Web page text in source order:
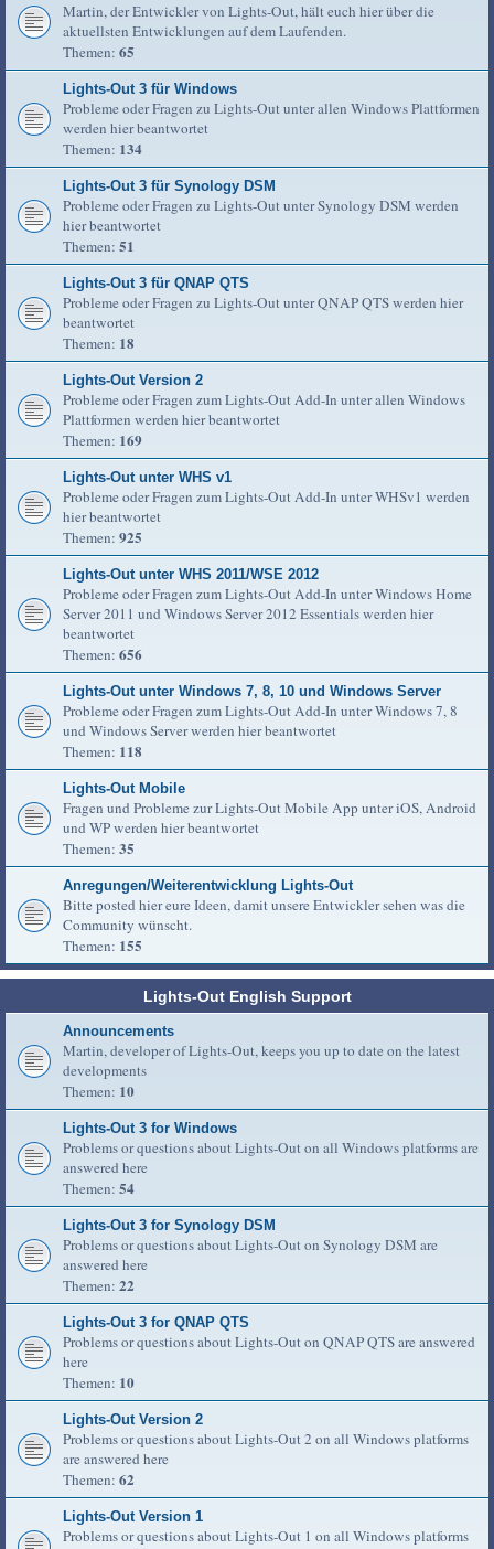
Martin, der Entwickler von Lights-Out, hält euch hier über die
aktuellsten Entwicklungen auf dem Laufenden.
Themen: 65
Lights-Out 3 für Windows
Probleme oder Fragen zu Lights-Out unter allen Windows Plattformen
werden hier beantwortet
Themen: 134
Lights-Out 3 für Synology DSM
Probleme oder Fragen zu Lights-Out unter Synology DSM werden
hier beantwortet
Themen: 51
Lights-Out 3 für QNAP QTS
Probleme oder Fragen zu Lights-Out unter QNAP QTS werden hier
beantwortet
Themen: 18
Lights-Out Version 2
Probleme oder Fragen zum Lights-Out Add-In unter allen Windows
Plattformen werden hier beantwortet
Themen: 169
Lights-Out unter WHS v1
Probleme oder Fragen zum Lights-Out Add-In unter WHSv1 werden
hier beantwortet
Themen: 925
Lights-Out unter WHS 2011/WSE 2012
Probleme oder Fragen zum Lights-Out Add-In unter Windows Home
Server 2011 und Windows Server 2012 Essentials werden hier
beantwortet
Themen: 656
Lights-Out unter Windows 7, 8, 10 und Windows Server
Probleme oder Fragen zum Lights-Out Add-In unter Windows 7, 8
und Windows Server werden hier beantwortet
Themen: 118
Lights-Out Mobile
Fragen und Probleme zur Lights-Out Mobile App unter iOS, Android
und WP werden hier beantwortet
Themen: 35
Anregungen/Weiterentwicklung Lights-Out
Bitte posted hier eure Ideen, damit unsere Entwickler sehen was die
Community wünscht.
Themen: 155
Lights-Out English Support
Announcements
Martin, developer of Lights-Out, keeps you up to date on the latest
developments
Themen: 10
Lights-Out 3 for Windows
Problems or questions about Lights-Out on all Windows platforms are
answered here
Themen: 54
Lights-Out 3 for Synology DSM
Problems or questions about Lights-Out on Synology DSM are
answered here
Themen: 22
Lights-Out 3 for QNAP QTS
Problems or questions about Lights-Out on QNAP QTS are answered
here
Themen: 10
Lights-Out Version 2
Problems or questions about Lights-Out 2 on all Windows platforms
are answered here
Themen: 62
Lights-Out Version 1
Problems or questions about Lights-Out 1 on all Windows platforms